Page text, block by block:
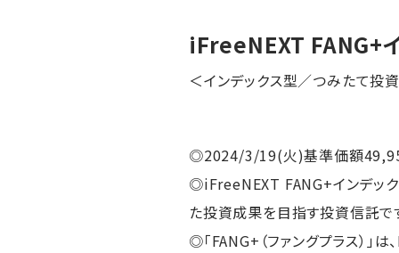
iFreeNEXT FANG+
＜インデックス型／つみたて投
◎2024/3/19(火)基準価額
◎iFreeNEXT FANG+インデッ
た投資成果を目指す投資信託で
◎「FANG+（ファングプラス）